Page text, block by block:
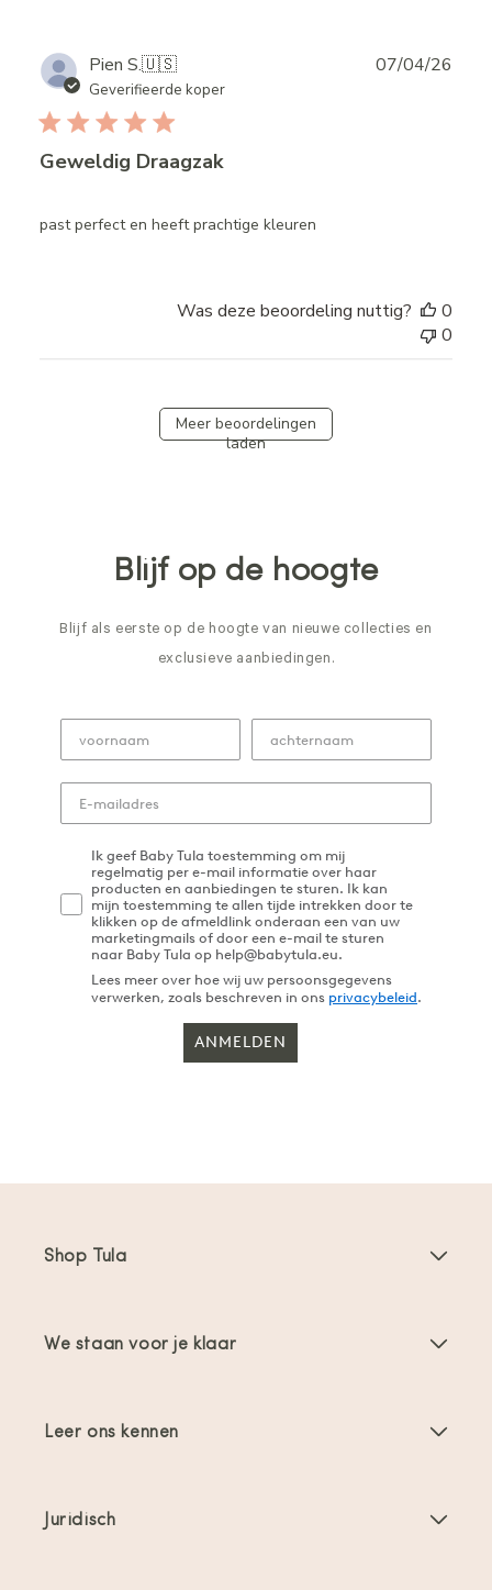
Pien S.🇺🇸
Geverifieerde koper
Geweldig Draagzak
past perfect en heeft prachtige kleuren
07/04/26
Was deze beoordeling nuttig?
0
0
Meer beoordelingen
laden
Blijf op de hoogte
Blijf als eerste op de hoogte van nieuwe collecties en
exclusieve aanbiedingen.
Ik geef Baby Tula toestemming om mij
regelmatig per e-mail informatie over haar
producten en aanbiedingen te sturen. Ik kan
mijn toestemming te allen tijde intrekken door te
klikken op de afmeldlink onderaan een van uw
marketingmails of door een e-mail te sturen
naar Baby Tula op help@babytula.eu.
Lees meer over hoe wij uw persoonsgegevens
verwerken, zoals beschreven in ons privacybeleid.
ANMELDEN
Shop Tula
Aanbiedingen & promoties
We staan voor je klaar
Leer ons kennen
Juridisch